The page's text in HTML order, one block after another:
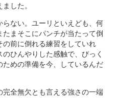
した。
らない。ユーリといえども、何
まそこにパンチが当たって倒
前に倒れる練習をしていれ
ひんやりした感触で、びっく
ための準備を今、しているんだ
全無欠とも言える強さの一端